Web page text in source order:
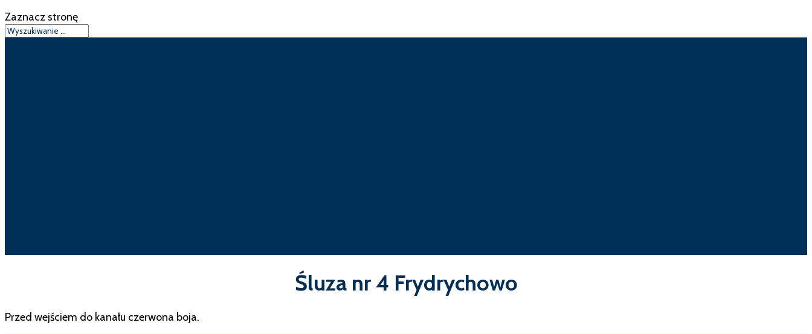
Zaznacz stronę
Śluza nr 4 Frydrychowo
Przed wejściem do kanału czerwona boja.